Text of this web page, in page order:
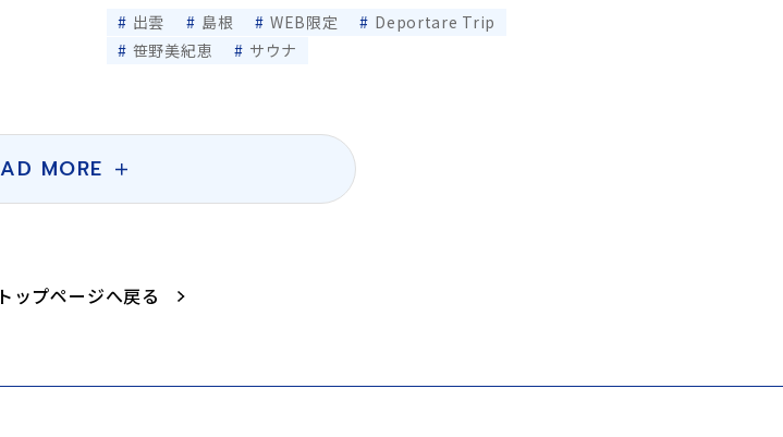
出雲 島根 WEB限定
Deportare Trip
笹野美紀恵
サウナ
MORE
ップページへ戻る